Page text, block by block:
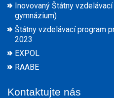
Inovovaný Štátny
gymnázium)
Štátny vzdelávací program
2023
EXPOL
RAABE
Kontaktujte nás